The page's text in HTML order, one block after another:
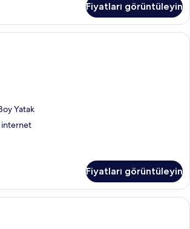
Fiyatları görüntüleyin
Anti alerjik yatak takımı, ücretsiz
Yatak
internet
Fiyatları görüntüleyin
Executive Oda | Anti alerjik yatak